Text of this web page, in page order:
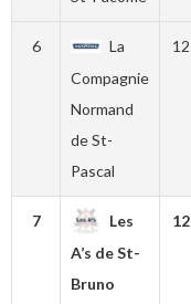
6
La
Compagnie
Normand
de St-
Pascal
12
7
Les
A’s de St-
Bruno
12